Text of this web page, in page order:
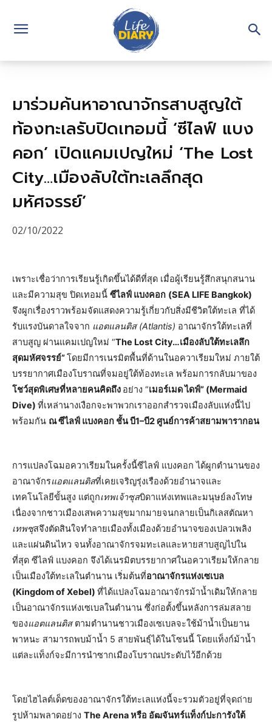
มาร่วมค้นหาอาณาจักรสาบสูญใต้
ท้องทะเลรับปิดเทอมนี้ ‘ซีไลฟ์ แบง
คอก’ เปิดแคมเปญใหม่ ‘The Lost
City…เมืองลับใต้ทะเลลึกสุด
มหัศจรรย์’
02/10/2022
เพราะเชื่อว่าการเรียนรู้เกิดขึ้นได้ดีที่สุด เมื่อผู้เรียนรู้สึกสนุกสนาน
และมีความสุข ปิดเทอมนี้ ซีไลฟ์ แบงคอก (SEA LIFE Bangkok)
จึงผูกเรื่องราวพร้อมจัดแสดงความรู้เกี่ยวกับสิ่งมีชีวิตใต้ทะเล ที่ได้
รับแรงบันดาลใจจาก แอตแลนติส (Atlantis) อาณาจักรใต้ทะเลที่
สาบสูญ ผ่านแคมเปญใหม่ “The Lost City…เมืองลับใต้ทะเลลึก
สุดมหัศจรรย์”โดยมีการเนรมิตพื้นที่ด้านในอควาเรียมใหม่ ภายใต้
บรรยากาศเมืองโบราณที่จมอยู่ใต้ท้องทะเล พร้อมการกลับมาของ
โชว์สุดพิเศษที่หลายคนคิดถึง อย่าง “เมอร์เมด ไดฟ์” (Mermaid
Dive) ที่เหล่านางเงือกจะพาพวกเราออกสำรวจเมืองลับแห่งนี้ไป
พร้อมกัน ณ ซีไลฟ์ แบงคอก ชั้น บี1–บี2 ศูนย์การค้าสยามพารากอน
การแปลงโฉมอควาเรียมในครั้งนี้ซีไลฟ์ แบงคอก ได้ผูกตำนานของ
อาณาจักรแอตแลนติสที่เคยเจริญรุ่งเรืองด้วยอำนาจและ
เทคโนโลยีขั้นสูง แต่ถูกเทพเจ้าซุสบิดาแห่งเทพและมนุษย์ลงโทษ
เนื่องจากชาวเมืองเสพความสุขมากมายจนกลายเป็นกิเลสตัณหา
เทพซุสจึงตัดสินใจทำลายเมืองทั้งเมืองด้วยอำนาจของเปลวเพลิง
และแผ่นดินไหว จนทั้งอาณาจักรจมทะเลและหายสาบสูญไปใน
ที่สุด ซีไลฟ์ แบงคอก จึงได้เนรมิตบรรยากาศในอควาเรียมให้กลาย
เป็นเมืองใต้ทะเลในตำนาน เริ่มต้นที่อาณาจักรแห่งเซเบล
(Kingdom of Xebel) ที่ได้แปลงโฉมอาณาจักรม้าน้ำเดิมให้กลาย
เป็นอาณาจักรแห่งเซเบลในตำนาน ซึ่งก่อตั้งขึ้นหลังการล่มสลาย
ของแอตแลนติสตามตำนานชาวเมืองเซเบลจะใช้ม้าน้ำเป็นยาน
พาหนะ สามารถพบม้าน้ำ 5 สายพันธุ์ได้ในโซนนี้ โดยแท็งก์ม้าน้ำ
แต่ละแท็งก์จะมีการนำซากเมืองโบราณประดับไว้อีกด้วย
โดยไฮไลต์เด็ดของอาณาจักรใต้ทะเลแห่งนี้จะรวมตัวอยู่ที่จุดถ่าย
รูปห้ามพลาดอย่าง The Arena หรือ อัฒจันทร์แท็งก์ปะการังใต้